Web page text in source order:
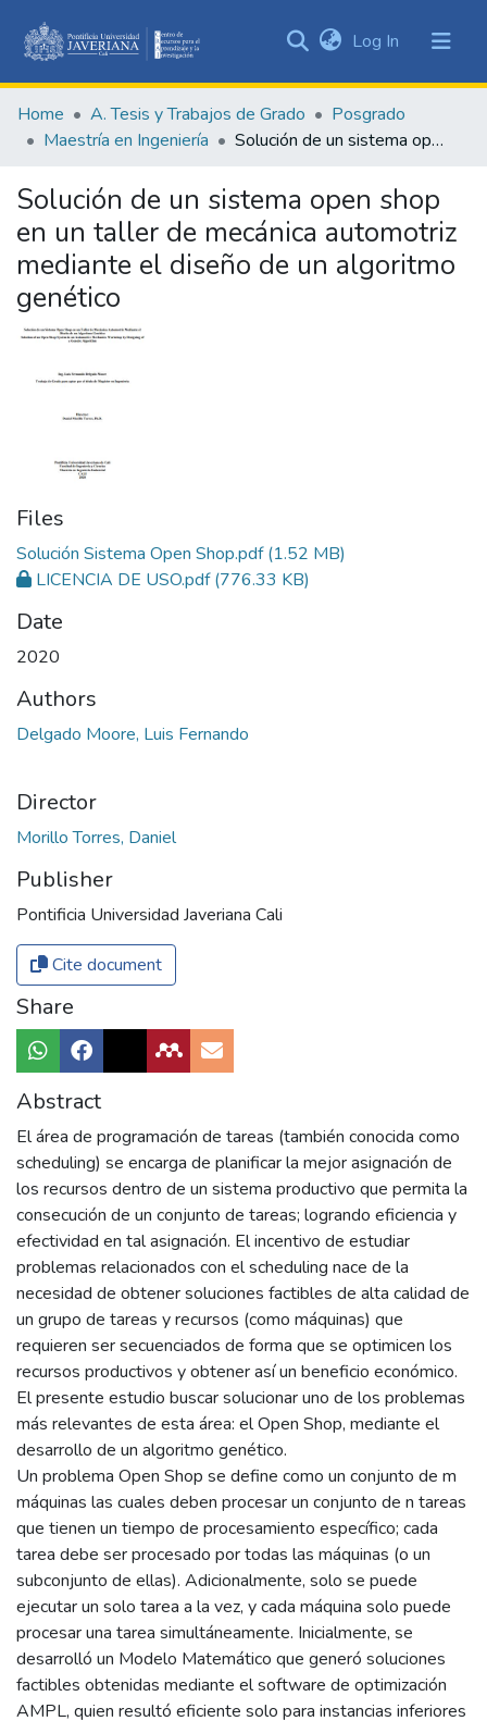
&
Collections
Statistics
Log In (current)
Home A. Tesis y Trabajos de Grado
Posgrado
Maestría en Ingeniería
Solución de un sistema open shop en un taller de mecánica automotriz mediante el diseño de un algoritmo genético
Solución de un sistema open shop
en un taller de mecánica automotriz
mediante el diseño de un algoritmo
genético
Files
Solución Sistema Open Shop.pdf(1.52 MB)
LICENCIA DE USO.pdf(776.33 KB)
Date
2020
Authors
Delgado Moore, Luis Fernando
Director
Morillo Torres, Daniel
Publisher
Pontificia Universidad Javeriana Cali
Cite document
Share
Abstract
El área de programación de tareas (también conocida como
scheduling) se encarga de planificar la mejor asignación de
los recursos dentro de un sistema productivo que permita la
consecución de un conjunto de tareas; logrando eficiencia y
efectividad en tal asignación. El incentivo de estudiar
problemas relacionados con el scheduling nace de la
necesidad de obtener soluciones factibles de alta calidad de
un grupo de tareas y recursos (como máquinas) que
requieren ser secuenciados de forma que se optimicen los
recursos productivos y obtener así un beneficio económico.
El presente estudio buscar solucionar uno de los problemas
más relevantes de esta área: el Open Shop, mediante el
desarrollo de un algoritmo genético.
Un problema Open Shop se define como un conjunto de m
máquinas las cuales deben procesar un conjunto de n tareas
que tienen un tiempo de procesamiento específico; cada
tarea debe ser procesado por todas las máquinas (o un
subconjunto de ellas). Adicionalmente, solo se puede
ejecutar un solo tarea a la vez, y cada máquina solo puede
procesar una tarea simultáneamente. Inicialmente, se
desarrolló un Modelo Matemático que generó soluciones
factibles obtenidas mediante el software de optimización
AMPL, quien resultó eficiente solo para instancias inferiores